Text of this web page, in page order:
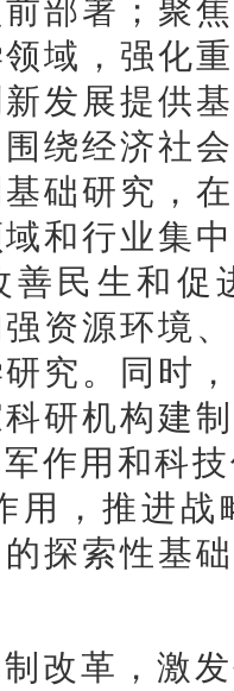
部署；聚
域，强化
发展提供
绕经济社
础研究，
和行业集
善民生和促
资源环境
究。同时
研机构建
作用和科
用，推进
探索性基
改革，激